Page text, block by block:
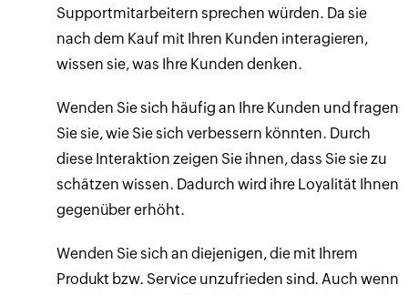
Supportmitarbeitern sprechen würden. Da sie
nach dem Kauf mit Ihren Kunden interagieren,
wissen sie, was Ihre Kunden denken.
Wenden Sie sich häufig an Ihre Kunden und fragen
Sie sie, wie Sie sich verbessern könnten. Durch
diese Interaktion zeigen Sie ihnen, dass Sie sie zu
schätzen wissen. Dadurch wird ihre Loyalität Ihnen
gegenüber erhöht.
Wenden Sie sich an diejenigen, die mit Ihrem
Produkt bzw. Service unzufrieden sind. Auch wenn